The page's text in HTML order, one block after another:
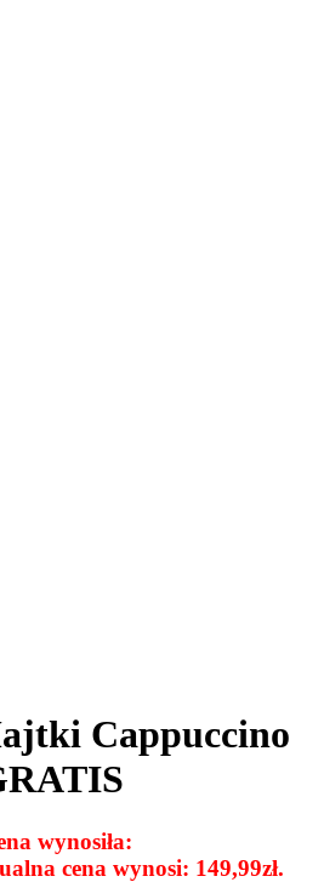
Cappuccino
wynosiła:
cena wynosi: 149,99zł.